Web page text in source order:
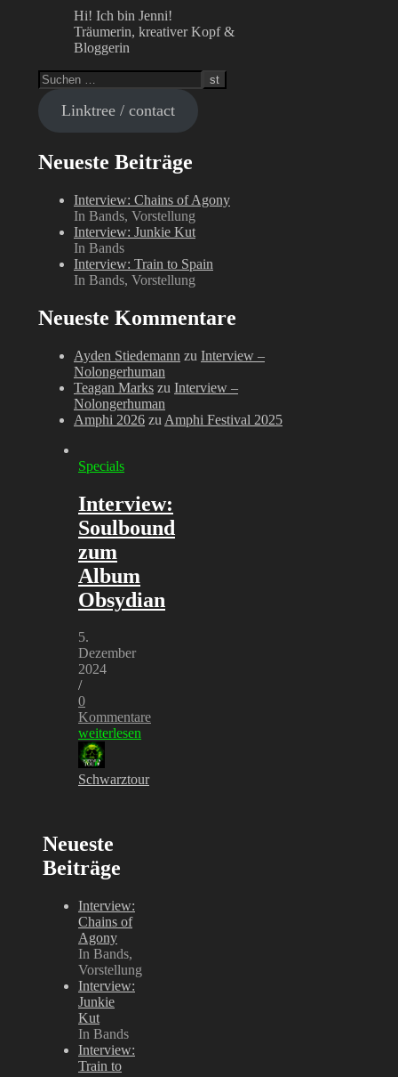
Hi! Ich bin Jenni!
Träumerin, kreativer Kopf &
Bloggerin
Linktree / contact
Neueste Beiträge
Interview: Chains of Agony
In Bands, Vorstellung
Interview: Junkie Kut
In Bands
Interview: Train to Spain
In Bands, Vorstellung
Neueste Kommentare
Ayden Stiedemann zu Interview –
Nolongerhuman
Teagan Marks zu Interview –
Nolongerhuman
Amphi 2026 zu Amphi Festival 2025
Specials
Interview:
Soulbound
zum
Album
Obsydian
5.
Dezember
2024
/
0
Kommentare
weiterlesen
Schwarztour
Neueste
Beiträge
Interview:
Chains of
Agony
In Bands,
Vorstellung
Interview:
Junkie
Kut
In Bands
Interview:
Train to